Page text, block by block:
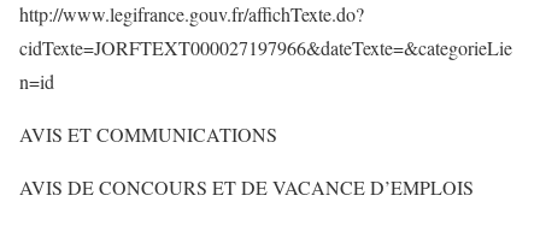
http://www.legifrance.gouv.fr/affichTexte.do?
cidTexte=JORFTEXT000027197966&dateTexte=&categorieLie
n=id
AVIS ET COMMUNICATIONS
AVIS DE CONCOURS ET DE VACANCE D’EMPLOIS